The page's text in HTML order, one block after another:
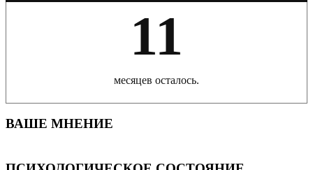
11
месяцев осталось.
ВАШЕ МНЕНИЕ